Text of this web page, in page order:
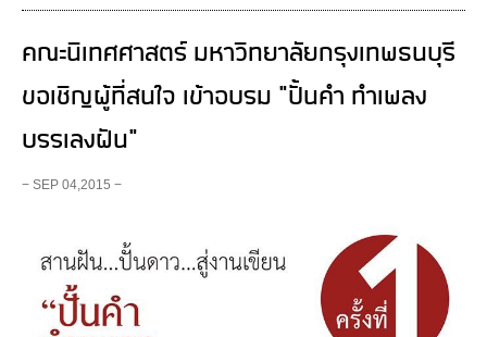
คณะนิเทศศาสตร์ มหาวิทยาลัยกรุงเทพธนบุรี
ขอเชิญผู้ที่สนใจ เข้าอบรม "ปั้นคำ ทำเพลง
บรรเลงฝัน"
− SEP 04,2015 −